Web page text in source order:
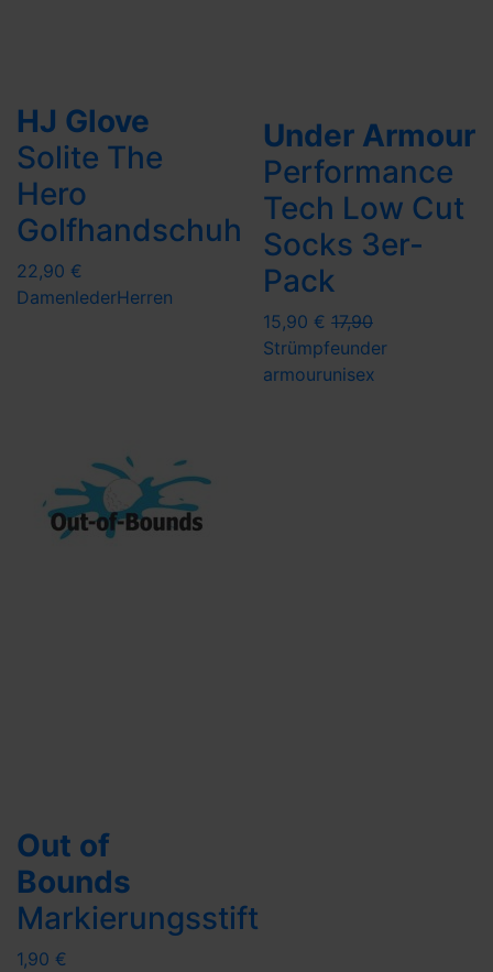
HJ Glove
Solite The
Hero
Golfhandschuh
22,90 €
DamenlederHerren
Under Armour
Performance
Tech Low Cut
Socks 3er-
Pack
15,90 € 17,90
Strümpfeunder
armourunisex
Out of
Bounds
Markierungsstift
1,90 €